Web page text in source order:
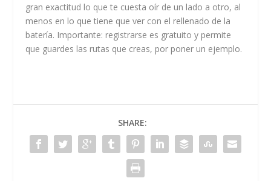
gran exactitud lo que te cuesta oír de un lado a otro, al
menos en lo que tiene que ver con el rellenado de la
batería. Importante: registrarse es gratuito y permite
que guardes las rutas que creas, por poner un ejemplo.
SHARE: